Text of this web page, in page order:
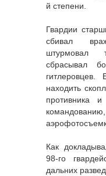
й степени.
Гвардии
сбивал
штурмовал
сбрасывал
находить
противника
Как
98-го
дальних